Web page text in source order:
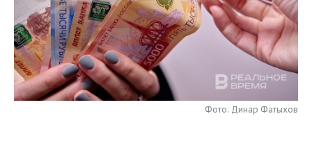
НЕФТЬ
ОПК
ЭНЕРГЕТИКА
РОЗНИЧНАЯ ТОРГОВЛЯ
ТРАНСПОРТ
УСЛУГИ
НОВОСТИ ТЕХНОЛОГИЙ
IT
МЕДИА
МЕРОПРИЯТИЯ
НОВОСТИ МЕРОПРИЯТИЙ
ВЫЕЗДНАЯ РЕДАКЦИЯ
СПОРТ
НОВОСТИ СПОРТА
ОБЩЕСТВО
Фото: Динар Фатыхов